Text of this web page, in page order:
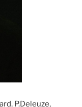
P.Deleuze,